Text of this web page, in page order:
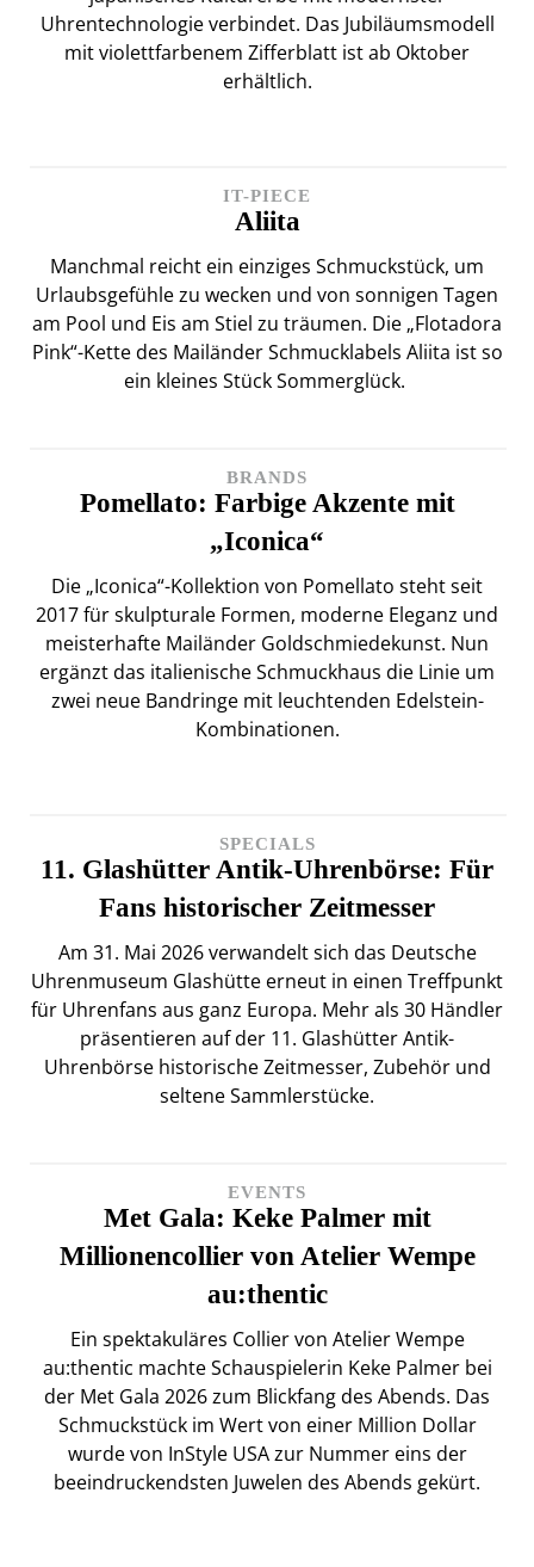
Uhrentechnologie verbindet. Das Jubiläumsmodell
mit violettfarbenem Zifferblatt ist ab Oktober
erhältlich.
IT-PIECE
Aliita
Manchmal reicht ein einziges Schmuckstück, um
Urlaubsgefühle zu wecken und von sonnigen Tagen
am Pool und Eis am Stiel zu träumen. Die „Flotadora
Pink“-Kette des Mailänder Schmucklabels Aliita ist so
ein kleines Stück Sommerglück.
BRANDS
Pomellato: Farbige Akzente mit
„Iconica“
Die „Iconica“-Kollektion von Pomellato steht seit
2017 für skulpturale Formen, moderne Eleganz und
meisterhafte Mailänder Goldschmiedekunst. Nun
ergänzt das italienische Schmuckhaus die Linie um
zwei neue Bandringe mit leuchtenden Edelstein-
Kombinationen.
SPECIALS
11. Glashütter Antik-Uhrenbörse: Für
Fans historischer Zeitmesser
Am 31. Mai 2026 verwandelt sich das Deutsche
Uhrenmuseum Glashütte erneut in einen Treffpunkt
für Uhrenfans aus ganz Europa. Mehr als 30 Händler
präsentieren auf der 11. Glashütter Antik-
Uhrenbörse historische Zeitmesser, Zubehör und
seltene Sammlerstücke.
EVENTS
Met Gala: Keke Palmer mit
Millionencollier von Atelier Wempe
au:thentic
Ein spektakuläres Collier von Atelier Wempe
au:thentic machte Schauspielerin Keke Palmer bei
der Met Gala 2026 zum Blickfang des Abends. Das
Schmuckstück im Wert von einer Million Dollar
wurde von InStyle USA zur Nummer eins der
beeindruckendsten Juwelen des Abends gekürt.